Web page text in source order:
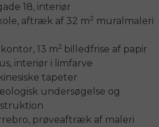
18, interiør
aftræk af 32 m2 muralmaleri
13 m2 billedfrise af papir
interiør i limfarve
tapeter
undersøgelse og
prøveaftræk af maleri